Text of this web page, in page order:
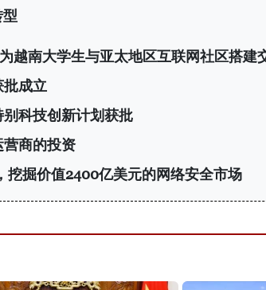
越南大学生与亚太地区互联网社区搭建
成立
科技创新计划获批
商的投资
挖掘价值2400亿美元的网络安全市场